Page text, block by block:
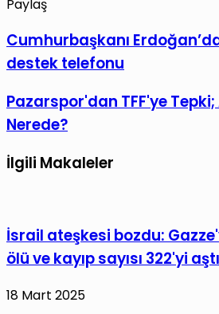
Paylaş
Posta
ile
Cumhurbaşkanı
Erdoğan’dan
Özel’e
destek
telefonu
Cumhurbaşkanı
destek telefonu
Pazarspor'dan
TFF'ye
Adaletin
Pazarspor'dan TFF'ye
Nerede?
İlgili Makaleler
İsrail ateşkesi bozdu:
ölü ve kayıp sayısı 322'yi aştı
18 Mart 2025